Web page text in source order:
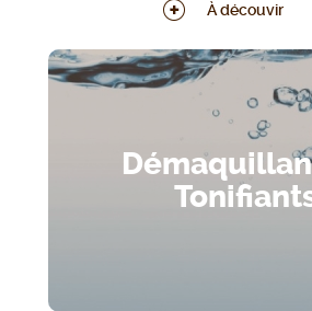
À découvir